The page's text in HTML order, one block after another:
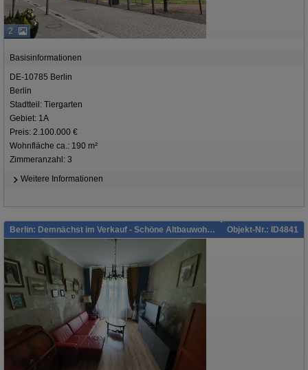
2
Basisinformationen
DE-10785 Berlin
Berlin
Stadtteil: Tiergarten
Gebiet: 1A
Preis: 2.100.000 €
Wohnfläche ca.: 190 m²
Zimmeranzahl: 3
Weitere Informationen
Berlin: Demnächst im Verkauf - Schöne Altbauwohnung! Objekt-Nr.: ID4841